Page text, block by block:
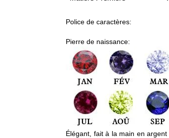
Police de caractères:
Pierre de naissance:
Élégant, fait à la main en